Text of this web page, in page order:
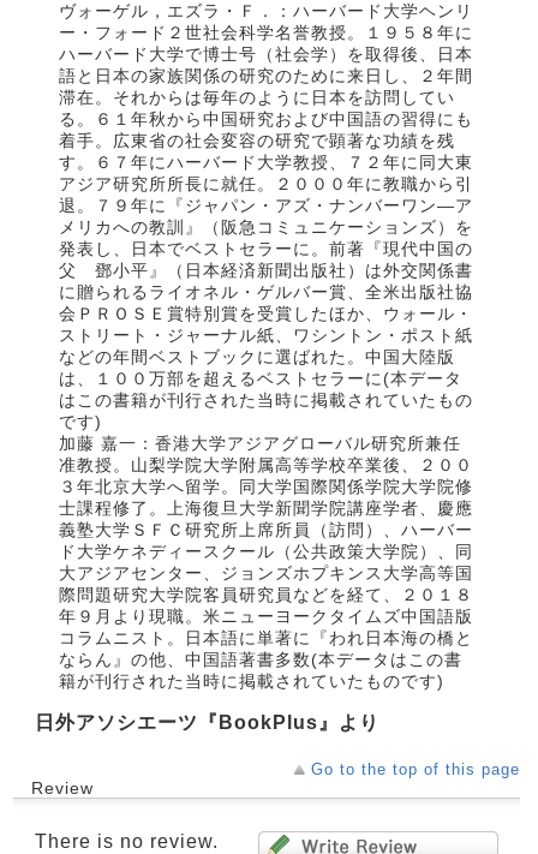
ヴォーゲル，エズラ・Ｆ．：ハーバード大学ヘンリ
ー・フォード２世社会科学名誉教授。１９５８年に
ハーバード大学で博士号（社会学）を取得後、日本
語と日本の家族関係の研究のために来日し、２年間
滞在。それからは毎年のように日本を訪問してい
る。６１年秋から中国研究および中国語の習得にも
着手。広東省の社会変容の研究で顕著な功績を残
す。６７年にハーバード大学教授、７２年に同大東
アジア研究所所長に就任。２０００年に教職から引
退。７９年に『ジャパン・アズ・ナンバーワン―ア
メリカへの教訓』（阪急コミュニケーションズ）を
発表し、日本でベストセラーに。前著『現代中国の
父 鄧小平』（日本経済新聞出版社）は外交関係書
に贈られるライオネル・ゲルバー賞、全米出版社協
会ＰＲＯＳＥ賞特別賞を受賞したほか、ウォール・
ストリート・ジャーナル紙、ワシントン・ポスト紙
などの年間ベストブックに選ばれた。中国大陸版
は、１００万部を超えるベストセラーに(本データ
はこの書籍が刊行された当時に掲載されていたもの
です)
加藤 嘉一：香港大学アジアグローバル研究所兼任
准教授。山梨学院大学附属高等学校卒業後、２００
３年北京大学へ留学。同大学国際関係学院大学院修
士課程修了。上海復旦大学新聞学院講座学者、慶應
義塾大学ＳＦＣ研究所上席所員（訪問）、ハーバー
ド大学ケネディースクール（公共政策大学院）、同
大アジアセンター、ジョンズホプキンス大学高等国
際問題研究大学院客員研究員などを経て、２０１８
年９月より現職。米ニューヨークタイムズ中国語版
コラムニスト。日本語に単著に『われ日本海の橋と
ならん』の他、中国語著書多数(本データはこの書
籍が刊行された当時に掲載されていたものです)
日外アソシエーツ『BookPlus』より
Go to the top of this page
Review
There is no review.